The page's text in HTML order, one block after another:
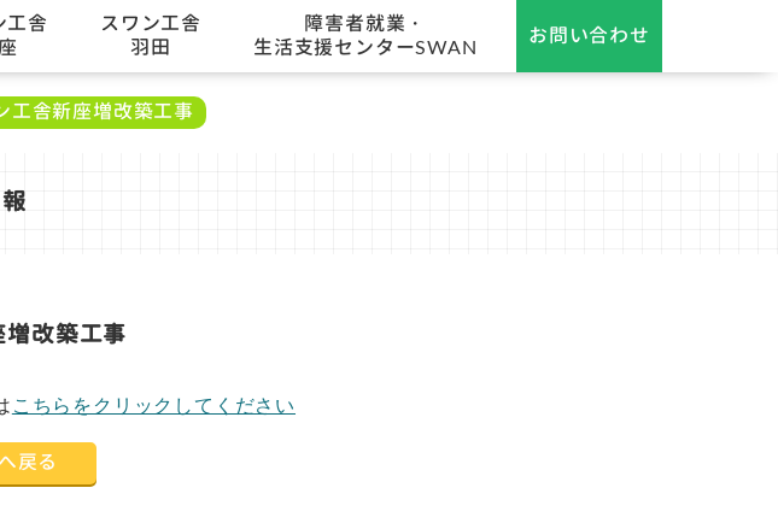
工舎 スワン工舎
羽田
障害者就業・
生活支援センターSWAN
お問い合わせ
工舎新座増改築工事
改築工事
こちらをクリックしてください
戻る